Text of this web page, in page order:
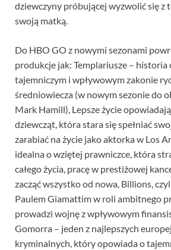
dziewczyny próbującej wyzwolić się z
swoją matką.
Do HBO GO z nowymi sezonami
produkcje jak: Templariusze – historia
tajemniczym i wpływowym zakonie
średniowiecza (w nowym sezonie do
Mark Hamill), Lepsze życie
dziewcząt, która stara się spełniać
zarabiać na życie jako aktorka w Los
idealna o wziętej prawniczce, która
całego życia, pracę w prestiżowej
zacząć wszystko od nowa, Billions,
Paulem Giamattim w roli ambitnego
prowadzi wojnę z wpływowym
Gomorra – jeden z najlepszych
kryminalnych, który opowiada o